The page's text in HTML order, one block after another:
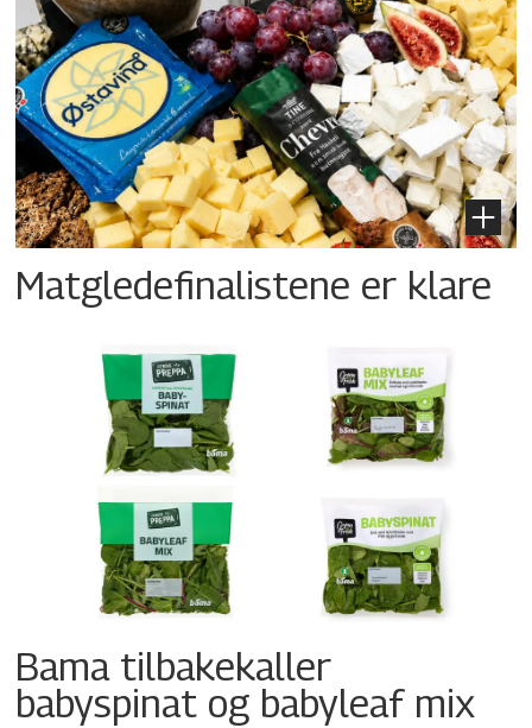
Matgledefinalistene er klare
Bama tilbakekaller
babyspinat og babyleaf mix